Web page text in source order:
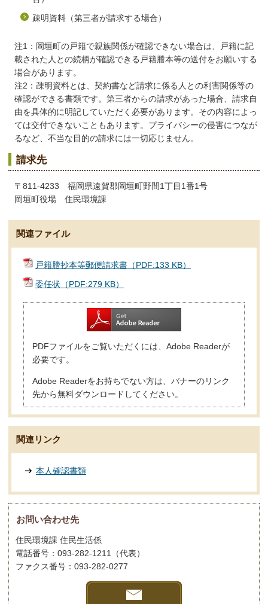
疎明資料（第三者が請求する場合）
注1：岡垣町の戸籍で親族関係が確認できない場合は、戸籍に記
載された人との続柄が確認できる戸籍謄本等の送付をお願いする
場合があります。
注2：疎明資料とは、契約書など請求に係る人との利害関係等の
確認ができる書類です。第三者からの請求があった場合、請求自
由を具体的に明記していただく必要があります。その内容によっ
ては交付できないこともあります。プライバシーの侵害につなが
るなど、不当な目的の請求には一切応じません。
請求先
〒811-4233 福岡県遠賀郡岡垣町野間1丁目1番1号
岡垣町役場 住民環境課
関連ファイル
戸籍謄抄本等郵便請求書（PDF:133 KB）
委任状（PDF:279 KB）
PDFファイルをご覧いただくには、Adobe Readerが
必要です。
Adobe Readerをお持ちでない方は、バナーのリンク
先から無料ダウンロードしてください。
関連リンク
本人確認書類
お問い合わせ先
住民環境課 住民生活係
電話番号：093-282-1211（代表）
ファクス番号：093-282-0277